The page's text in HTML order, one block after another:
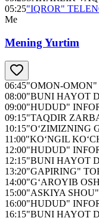
05:25"IQROR"
Me
Mening Yurtim
06:45"OMON-OMON"
08:00"BUNI HAYOT
09:00"HUDUD"
09:15"TAQDIR
10:15"O‘ZIMIZNING
11:00"KO‘NGIL
12:00"HUDUD"
12:15"BUNI HAYOT
13:20"GAPIRING"
14:00"G‘AROYIB
15:00"ASKIYA
16:00"HUDUD"
16:15"BUNI HAYOT